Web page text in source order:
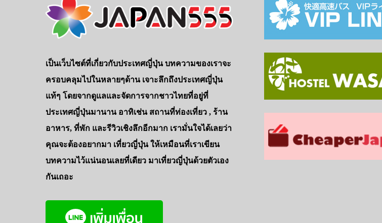
เป็นเว็บไซต์ที่เกี่ยวกับประเทศญี่ปุ่น บทความของเราจะ
ครอบคลุมไปในหลายๆด้าน เจาะลึกถึงประเทศญี่ปุ่น
แท้ๆ โดยจากดูแลและจัดการจากชาวไทยที่อยู่ที่
ประเทศญี่ปุ่นมานาน อาทิเช่น สถานที่ท่องเที่ยว , ร้าน
อาหาร, ที่พัก และรีวิวเชิงลึกอีกมาก เรามั่นใจได้เลยว่า
คุณจะต้องอยากมา เที่ยวญี่ปุ่น ให้เหมือนที่เราเขียน
บทความไว้แน่นอนเลยที่เดียว มาเที่ยวญี่ปุ่นด้วยตัวเอง
กันเถอะ